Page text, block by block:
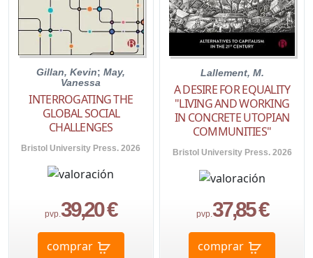
Gillan, Kevin;May,
Vanessa
INTERROGATING THE
GLOBAL SOCIAL
CHALLENGES
Bristol University Press. 2026
pvp.39,20 €
comprar
Lallement, M.
A DESIRE FOR EQUALITY
"LIVING AND WORKING
IN CONCRETE UTOPIAN
COMMUNITIES"
Bristol University Press. 2026
pvp. 37,85 €
comprar